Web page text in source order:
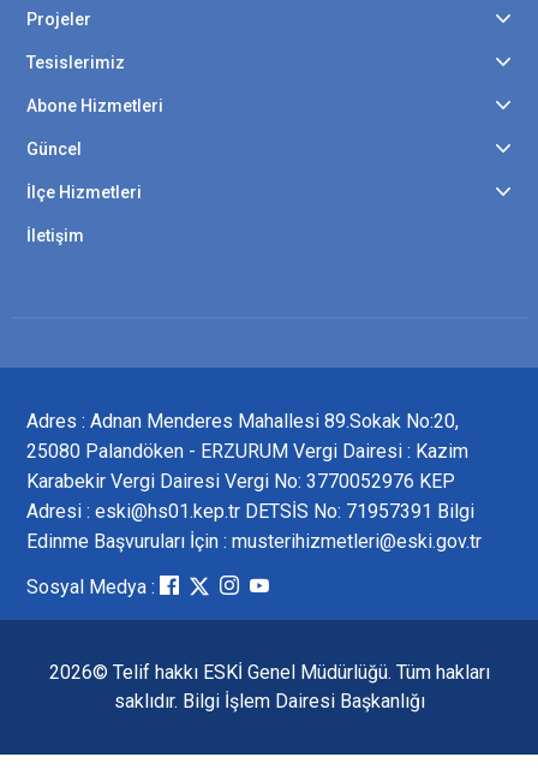
Projeler
Tesislerimiz
Abone Hizmetleri
Güncel
İlçe Hizmetleri
İletişim
Adres : Adnan Menderes Mahallesi 89.Sokak No:20,
25080 Palandöken - ERZURUM Vergi Dairesi : Kazim
Karabekir Vergi Dairesi Vergi No: 3770052976 KEP
Adresi : eski@hs01.kep.tr DETSİS No: 71957391 Bilgi
Edinme Başvuruları İçin : musterihizmetleri@eski.gov.tr
Sosyal Medya :
2026© Telif hakkı ESKİ Genel Müdürlüğü. Tüm hakları
saklıdır. Bilgi İşlem Dairesi Başkanlığı